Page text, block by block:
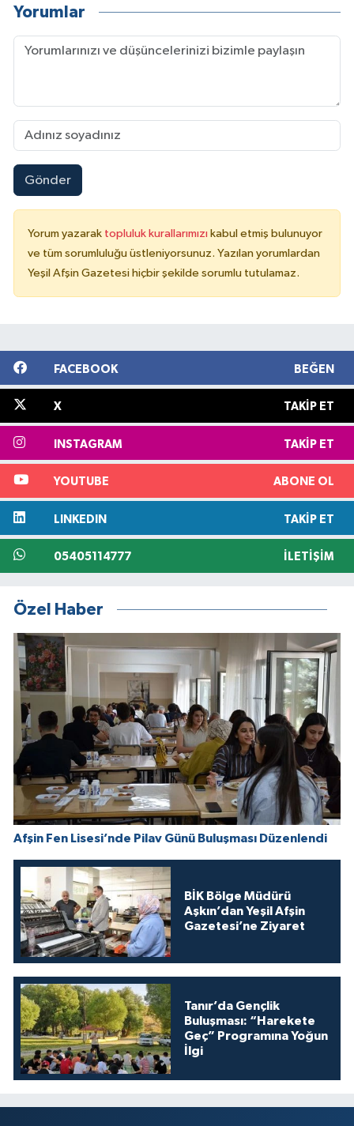
Yorumlar
Gönder
Yorum yazarak topluluk kurallarımızı kabul etmiş bulunuyor
ve tüm sorumluluğu üstleniyorsunuz. Yazılan yorumlardan
Yeşil Afşin Gazetesi hiçbir şekilde sorumlu tutulamaz.
FACEBOOK BEĞEN
X TAKIP ET
INSTAGRAM TAKIP ET
YOUTUBE ABONE OL
LINKEDIN TAKIP ET
05405114777 İLETIŞIM
Özel Haber
Afşin Fen Lisesi’nde Pilav Günü Buluşması Düzenlendi
BİK Bölge Müdürü
Aşkın’dan Yeşil Afşin
Gazetesi’ne Ziyaret
Tanır’da Gençlik
Buluşması: “Harekete
Geç” Programına Yoğun
İlgi